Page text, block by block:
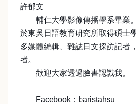
許郁文
輔仁大學影像傳播學系畢業。
於東吳日語教育研究所取得碩士
多媒體編輯、雜誌日文採訪記者
者。
歡迎大家透過臉書認識我。
Facebook：baristahsu